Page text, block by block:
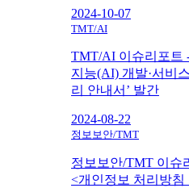
2024-10-07
TMT/AI
TMT/AI 이슈리포트
지능(AI) 개발·서비
리 안내서’ 발간
2024-08-22
정보보안/TMT
정보보안/TMT 이슈
<개인정보 처리방침